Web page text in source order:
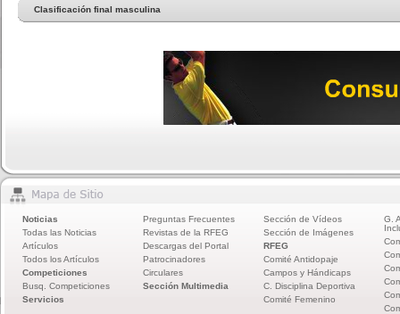
Clasificación final masculina
Noticias
Todas las Noticias
Artículos
Todos los Artículos
Competiciones
Busq. Competiciones
Servicios
Preguntas Frecuentes
Revistas de la RFEG
Descargas del Portal
Patrocinadores
Circulares
Sección Multimedia
Sección de Vídeos
Sección de Imágenes
RFEG
Comité Antidopaje
Campos y Hándicaps
C. Disciplina Deportiva
Comité Femenino
G.